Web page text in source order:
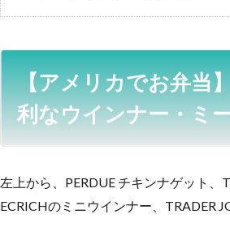
【アメリカでお弁当
利なウインナー・ミ
左上から、PERDUE チキンナゲット、
ECRICHのミニウインナー、TRADER